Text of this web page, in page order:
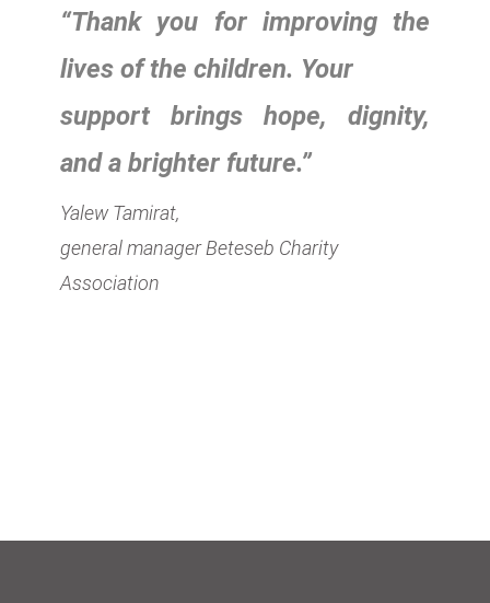
“Thank you for improving the
lives of the children. Your
support brings hope, dignity,
and a brighter future.”
Yalew Tamirat,
general manager Beteseb Charity
Association